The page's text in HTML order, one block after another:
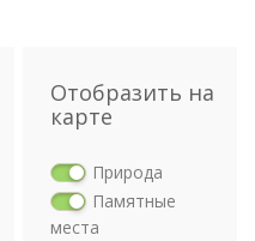
Отобразить на
карте
Природа
Памятные
места